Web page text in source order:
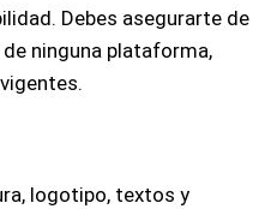
Debes asegurarte de
ninguna plataforma,
logotipo, textos y